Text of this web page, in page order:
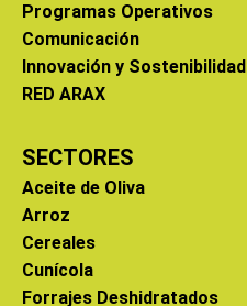
Programas Operativos
Comunicación
Innovación y Sostenibilidad
RED ARAX
SECTORES
Aceite de Oliva
Arroz
Cereales
Cunícola
Forrajes Deshidratados